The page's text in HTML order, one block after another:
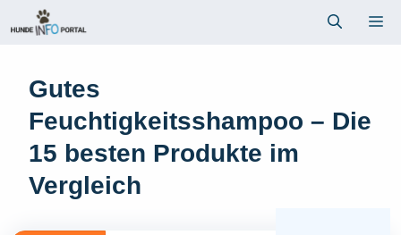
Inhalt
Gutes
Feuchtigkeitsshampoo – Die
15 besten Produkte im
Vergleich